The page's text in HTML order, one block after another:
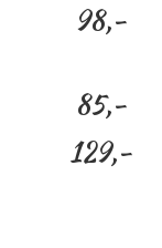
98,-
85,-
129,-